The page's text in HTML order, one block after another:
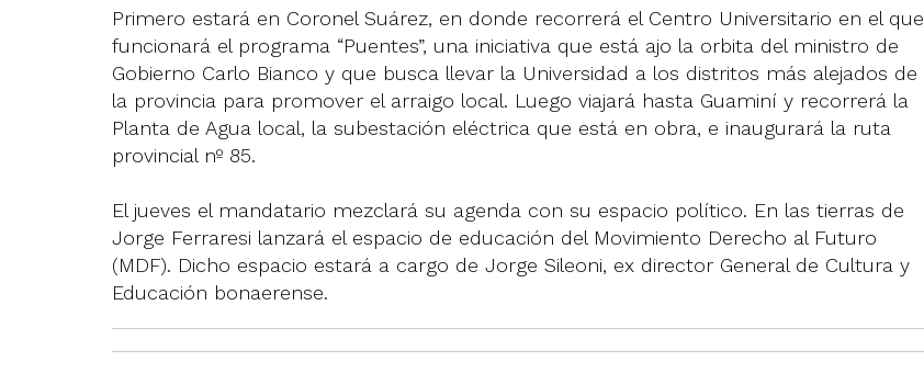
Primero estará en Coronel Suárez, en donde recorrerá el Centro Universitario en el que
funcionará el programa “Puentes”, una iniciativa que está ajo la orbita del ministro de
Gobierno Carlo Bianco y que busca llevar la Universidad a los distritos más alejados de
la provincia para promover el arraigo local. Luego viajará hasta Guaminí y recorrerá la
Planta de Agua local, la subestación eléctrica que está en obra, e inaugurará la ruta
provincial nº 85.
El jueves el mandatario mezclará su agenda con su espacio político. En las tierras de
Jorge Ferraresi lanzará el espacio de educación del Movimiento Derecho al Futuro
(MDF). Dicho espacio estará a cargo de Jorge Sileoni, ex director General de Cultura y
Educación bonaerense.